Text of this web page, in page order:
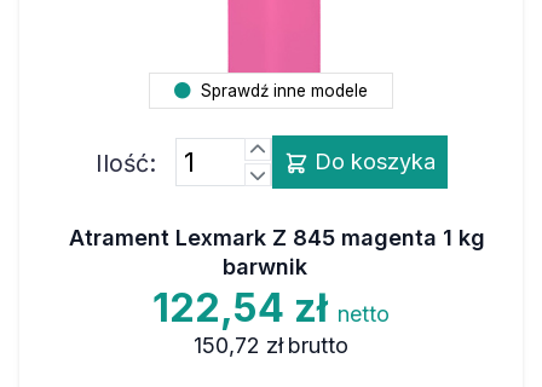
Sprawdź inne modele
Ilość: Do koszyka
Atrament Lexmark Z 845 magenta 1 kg
barwnik
122,54 zł netto
150,72 zł brutto